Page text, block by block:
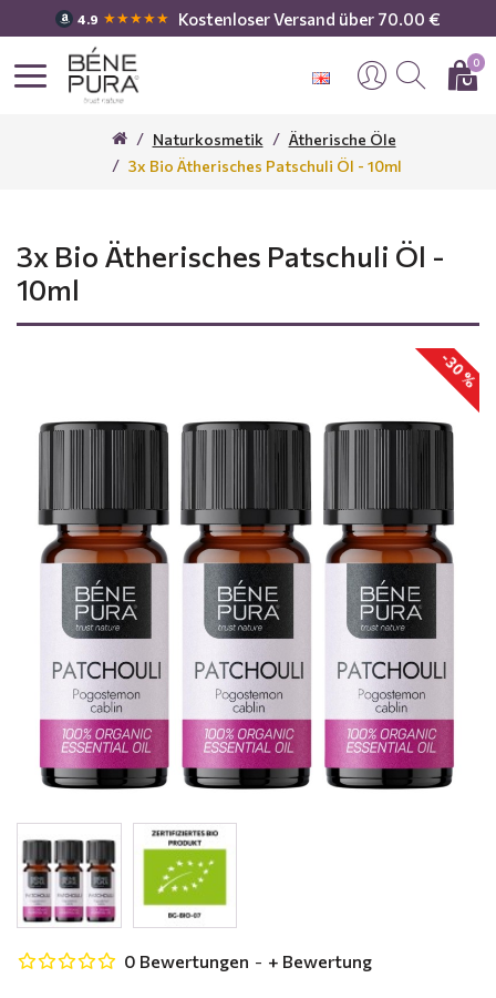
4.9 ★★★★★ Kostenloser Versand über 70.00 €
0
Naturkosmetik
Ätherische Öle
3x Bio Ätherisches Patschuli Öl - 10ml
3x Bio Ätherisches Patschuli Öl -
10ml
-30 %
0 Bewertungen - + Bewertung